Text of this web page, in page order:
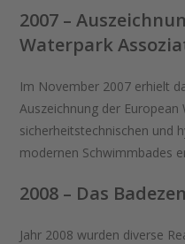
2007 –
Waterpark
Im November 2007 erhielt
Auszeichnung der
sicherheitstechnischen und
modernen Schwimmbades
2008 – Das
Jahr 2008 wurden diverse